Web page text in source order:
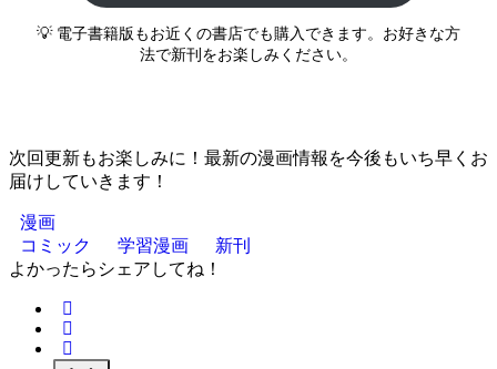
💡 電子書籍版もお近くの書店でも購入できます。お好きな方
法で新刊をお楽しみください。
次回更新もお楽しみに！最新の漫画情報を今後もいち早くお
届けしていきます！
漫画
コミック
学習漫画
新刊
よかったらシェアしてね！